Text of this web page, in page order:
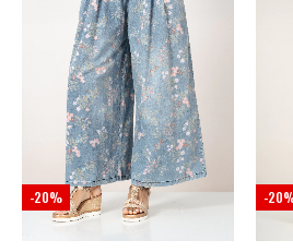
-20% -